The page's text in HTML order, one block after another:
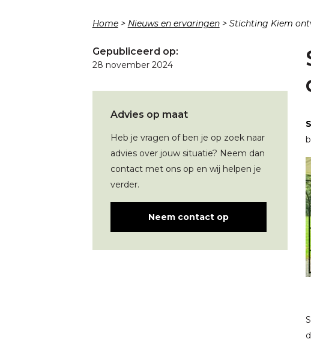
Home> Nieuws en ervaringen> Stichting Kiem
Gepubliceerd op:
28 november 2024
Advies op maat
Heb je vragen of ben je op zoek naar
advies over jouw situatie? Neem dan
contact met ons op en wij helpen je
verder.
Neem contact op